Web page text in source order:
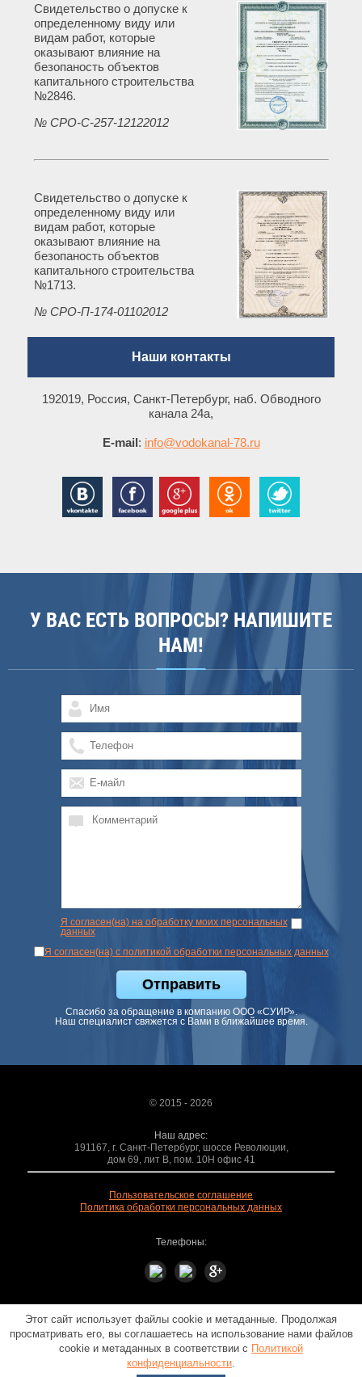
Этот сайт использует файлы cookie и метаданные. Продолжая
просматривать его, вы соглашаетесь на использование нами файлов
cookie и метаданных в соответствии с Политикой
конфиденциальности.
Свидетельство о допуске к
определенному виду или
видам работ, которые
оказывают влияние на
безопаность объектов
капитального строительства
№2846.
№ СРО-С-257-12122012
Свидетельство о допуске к
определенному виду или
видам работ, которые
оказывают влияние на
безопаность объектов
капитального строительства
№1713.
№ СРО-П-174-01102012
Наши контакты
192019, Россия, Санкт-Петербург, наб. Обводного
канала 24а,
E-mail: info@vodokanal-78.ru
У ВАС ЕСТЬ ВОПРОСЫ? НАПИШИТЕ
НАМ!
Я согласен(на) на обработку моих персональных
данных
Я согласен(на) с политикой обработки персональных данных
Отправить
Спасибо за обращение в компанию ООО «СУИР».
Наш специалист свяжется с Вами в ближайшее время.
© 2015 - 2026
Наш адрес:
191167, г. Санкт-Петербург, шоссе Революции,
дом 69, лит В, пом. 10Н офис 41
Пользовательское соглашение
Политика обработки персональных данных
Телефоны:
Мегагрупп.ру